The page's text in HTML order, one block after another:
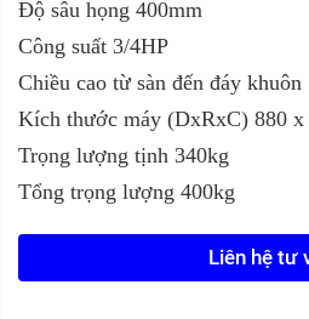
Độ sâu họng 400mm
Công suất 3/4HP
Chiều cao từ sàn đến đáy khuôn
Kích thước máy (DxRxC) 880 x
Trọng lượng tịnh 340kg
Tổng trọng lượng 400kg
Liên hệ tư